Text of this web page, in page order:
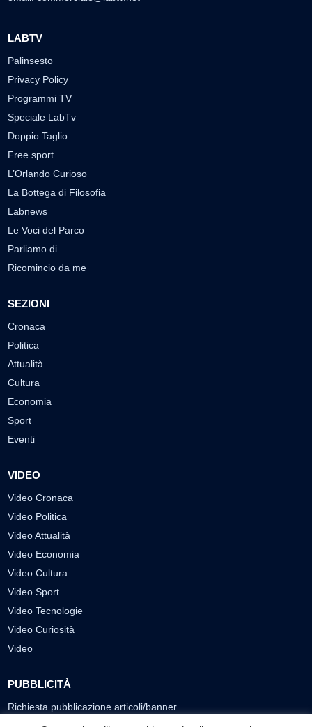
LABTV
Palinsesto
Privacy Policy
Programmi TV
Speciale LabTv
Doppio Taglio
Free sport
L’Orlando Curioso
La Bottega di Filosofia
Labnews
Le Voci del Parco
Parliamo di…
Ricomincio da me
SEZIONI
Cronaca
Politica
Attualità
Cultura
Economia
Sport
Eventi
VIDEO
Video Cronaca
Video Politica
Video Attualità
Video Economia
Video Cultura
Video Sport
Video Tecnologie
Video Curiosità
Video
PUBBLICITÀ
Richiesta pubblicazione articoli/banner